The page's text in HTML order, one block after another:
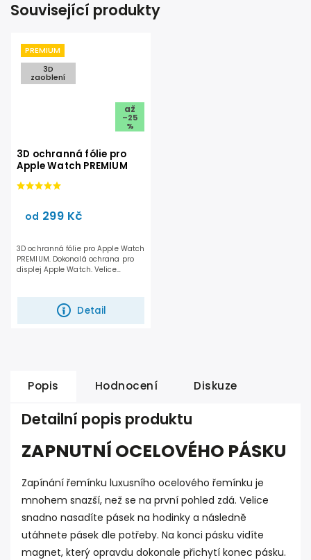
Související produkty
PREMIUM
3D
zaoblení
až
–25
%
3D ochranná fólie pro
Apple Watch PREMIUM
od 299 Kč
Detail
3D ochranná fólie pro Apple Watch
PREMIUM. Dokonalá ochrana pro
displej Apple Watch. Velice
Popis Hodnocení Diskuze
Detailní popis produktu
ZAPNUTNÍ OCELOVÉHO PÁSKU
Zapínání řemínku luxusního ocelového řemínku je
mnohem snazší, než se na první pohled zdá. Velice
snadno nasadíte pásek na hodinky a následně
utáhnete pásek dle potřeby. Na konci pásku vidíte
magnet, který opravdu dokonale přichytí konec pásku.